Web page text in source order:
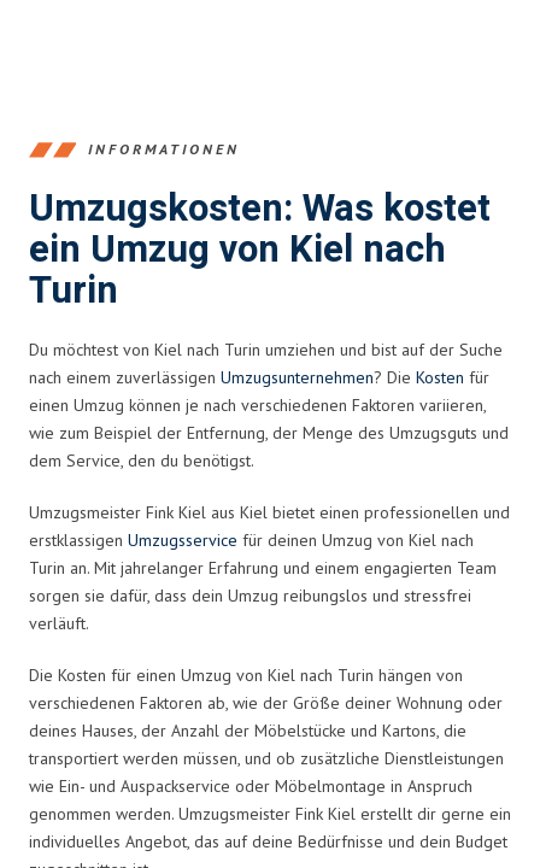
INFORMATIONEN
Umzugskosten: Was kostet
ein Umzug von Kiel nach
Turin
Du möchtest von Kiel nach Turin umziehen und bist auf der Suche
nach einem zuverlässigen Umzugsunternehmen? Die Kosten für
einen Umzug können je nach verschiedenen Faktoren variieren,
wie zum Beispiel der Entfernung, der Menge des Umzugsguts und
dem Service, den du benötigst.
Umzugsmeister Fink Kiel aus Kiel bietet einen professionellen und
erstklassigen Umzugsservice für deinen Umzug von Kiel nach
Turin an. Mit jahrelanger Erfahrung und einem engagierten Team
sorgen sie dafür, dass dein Umzug reibungslos und stressfrei
verläuft.
Die Kosten für einen Umzug von Kiel nach Turin hängen von
verschiedenen Faktoren ab, wie der Größe deiner Wohnung oder
deines Hauses, der Anzahl der Möbelstücke und Kartons, die
transportiert werden müssen, und ob zusätzliche Dienstleistungen
wie Ein- und Auspackservice oder Möbelmontage in Anspruch
genommen werden. Umzugsmeister Fink Kiel erstellt dir gerne ein
individuelles Angebot, das auf deine Bedürfnisse und dein Budget